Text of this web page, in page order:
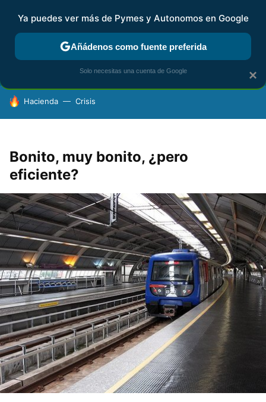
FISCALIDAD Y CONTABILIDAD KIT DIGITAL RENTA
HOY SE HABLA DE
Hacienda Crisis
Bonito, muy bonito, ¿pero
eficiente?
×
Ya puedes ver más de Pymes y Autonomos en Google
Añádenos como fuente preferida
Solo necesitas una cuenta de Google